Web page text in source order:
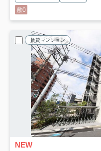
敷0
賃貸マンション
NEW